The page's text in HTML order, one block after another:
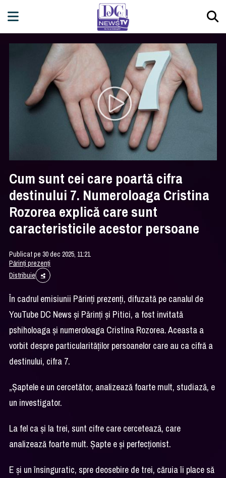
Cum sunt cei care poartă cifra
destinului 7. Numeroloaga Cristina
Rozorea explică care sunt
caracteristicile acestor persoane
Publicat pe 30 dec 2025, 11:21
Părinți prezenți
Distribuie
În cadrul emisiunii Părinți prezenți, difuzată pe canalul de
YouTube DC News și Părinți și Pitici, a fost invitată
pshiholoaga și numeroloaga Cristina Rozorea. Aceasta a
vorbit despre particularităților persoanelor care au ca cifră a
destinului, cifra 7.
„Șaptele e un cercetător, analizează foarte mult, studiază, e
un investigator.
La fel ca și la trei, sunt cifre care cercetează, care
analizează foarte mult. Șapte e și perfecționist.
E și un însinguratic, spre deosebire de trei, căruia îi place să